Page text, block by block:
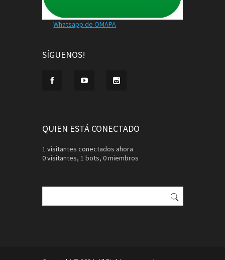
Whatsapp de OMAPA
SÍGUENOS!
QUIEN ESTÁ CONECTADO
1 visitantes conectados ahora
0 visitantes, 1 bots, 0 miembros
Buscar: